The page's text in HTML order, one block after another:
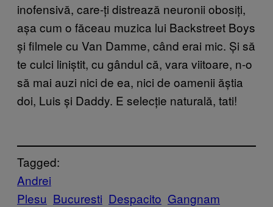
inofensivă, care-ți distrează neuronii obosiți,
așa cum o făceau muzica lui Backstreet Boys
și filmele cu Van Damme, când erai mic. Și să
te culci liniștit, cu gândul că, vara viitoare, n-o
să mai auzi nici de ea, nici de oamenii ăștia
doi, Luis și Daddy. E selecție naturală, tati!
Tagged:
Andrei
Plesu Bucuresti Despacito Gangnam